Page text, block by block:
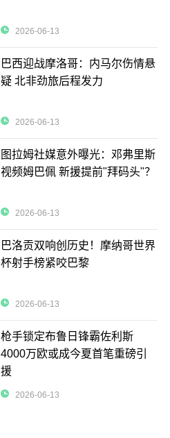
2026-06-13
巴西迎战摩洛哥：内马尔伤情悬
疑 北非劲旅后程发力
2026-06-13
图拉姆社媒意外曝光：邓弗里斯
视频姆巴佩 新援提前"拜码头"？
2026-06-13
巴洛贡双响创历史！摩纳哥世界
杯射手榜紧咬巴黎
2026-06-13
枪手锁定布鲁日锋霸佐利斯
4000万欧或成今夏首笔重磅引
援
2026-06-13